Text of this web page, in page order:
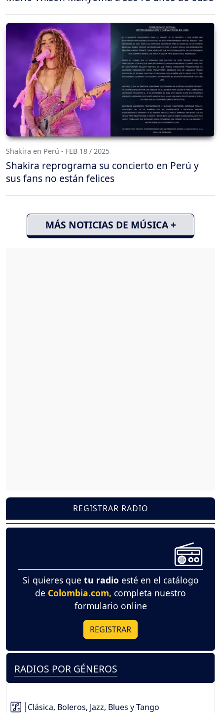
Shakira en Perú - FEB 18 / 2025
Shakira reprograma su concierto en Perú y
sus fans no están felices
MÁS NOTICIAS DE MÚSICA +
REGISTRAR RADIO
Si quieres que tu radio esté en el catálogo
de Colombia.com, completa nuestro
formulario online
REGISTRAR
RADIOS POR GÉNEROS
Clásica, Boleros, Jazz, Blues y Tango